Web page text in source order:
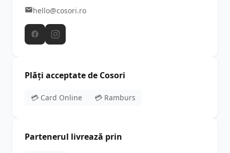
hello@cosori.ro
Plăți acceptate de Cosori
💳 Card Online 💳 Ramburs
Partenerul livrează prin